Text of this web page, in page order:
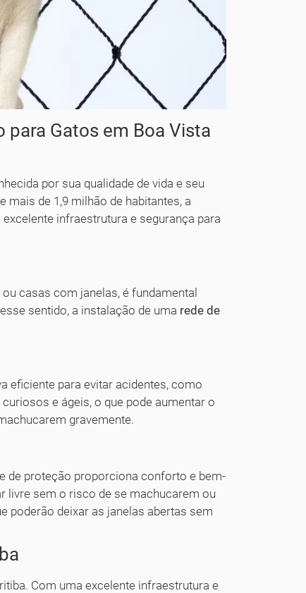
Gatos em Boa Vista
por sua qualidade de vida e seu
de 1,9 milhão de habitantes, a
infraestrutura e segurança para
casas com janelas, é fundamental
sentido, a instalação de uma rede de
eficiente para evitar acidentes, como
e ágeis, o que pode aumentar o
gravemente.
de proteção proporciona conforto e bem-
livre sem o risco de se machucarem ou
poderão deixar as janelas abertas sem
Com uma excelente infraestrutura e